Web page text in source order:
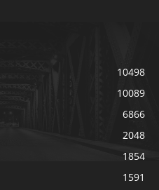
10498
10089
6866
2048
1854
1591